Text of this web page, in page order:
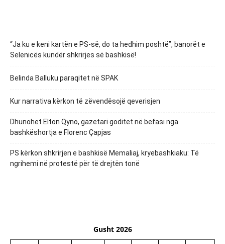
“Ja ku e keni kartën e PS-së, do ta hedhim poshtë”, banorët e
Selenicës kundër shkrirjes së bashkisë!
Belinda Balluku paraqitet në SPAK
Kur narrativa kërkon të zëvendësojë qeverisjen
Dhunohet Elton Qyno, gazetari goditet në befasi nga
bashkëshortja e Florenc Çapjas
PS kërkon shkrirjen e bashkisë Memaliaj, kryebashkiaku: Të
ngrihemi në protestë për të drejtën tonë
Gusht 2026